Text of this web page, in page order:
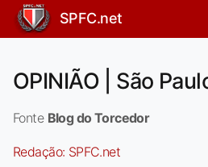
SPFC.net
OPINIÃO | São
Fonte Blog do Torcedor
Redação: SPFC.net